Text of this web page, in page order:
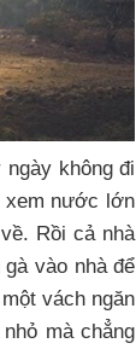
không đi
xem nước lớn
Rồi cả nhà
vào nhà để
vách ngăn
mà chẳng